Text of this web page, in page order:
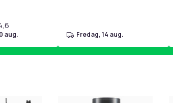
aug. fredag, 14 aug.